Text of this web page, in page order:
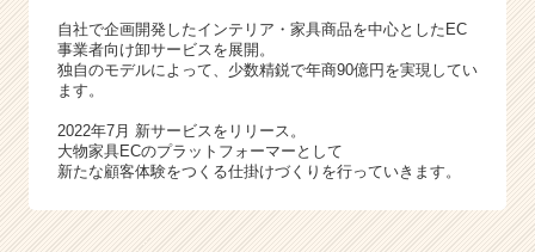
自社で企画開発したインテリア・家具商品を中心としたEC
事業者向け卸サービスを展開。
独自のモデルによって、少数精鋭で年商90億円を実現してい
ます。
2022年7月 新サービスをリリース。
大物家具ECのプラットフォーマーとして
新たな顧客体験をつくる仕掛けづくりを行っていきます。